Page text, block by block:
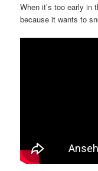
When it’s too early in
because it wants to